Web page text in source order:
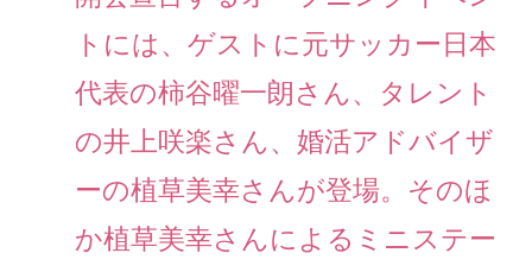
トには、ゲストに元サッカー日本
代表の柿谷曜一朗さん、タレント
の井上咲楽さん、婚活アドバイザ
ーの植草美幸さんが登場。そのほ
か植草美幸さんによるミニステー